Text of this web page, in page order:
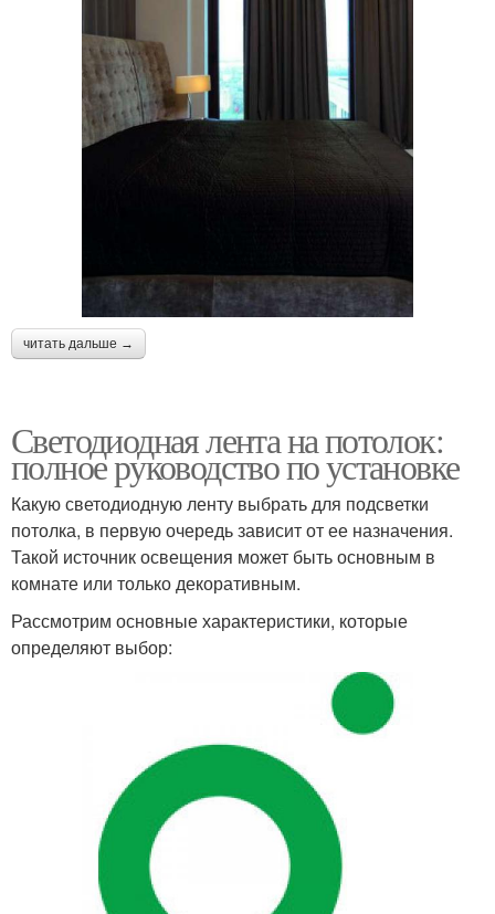
читать дальше →
Светодиодная лента на потолок:
полное руководство по установке
Какую светодиодную ленту выбрать для подсветки
потолка, в первую очередь зависит от ее назначения.
Такой источник освещения может быть основным в
комнате или только декоративным.
Рассмотрим основные характеристики, которые
определяют выбор: